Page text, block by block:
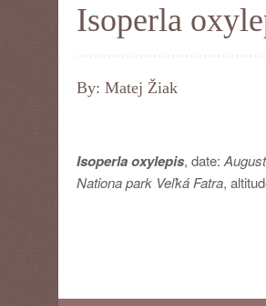
Isoperla
By: Matej Žiak
Isoperla oxylepis, date: August
Nationa park Veľká Fatra,